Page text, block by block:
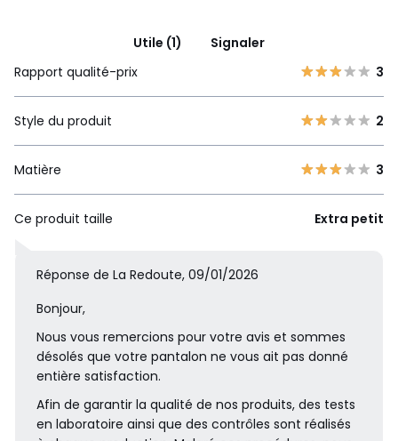
Utile (1)
Signaler
Rapport qualité-prix
3
Style du produit 2
Matière 3
Ce produit taille Extra petit
Réponse de La Redoute, 09/01/2026
Bonjour,
Nous vous remercions pour votre avis et sommes
désolés que votre pantalon ne vous ait pas donné
entière satisfaction.
Afin de garantir la qualité de nos produits, des tests
en laboratoire ainsi que des contrôles sont réalisés